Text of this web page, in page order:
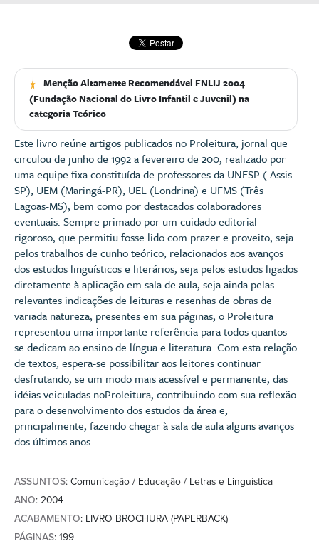
Menção Altamente Recomendável FNLIJ 2004
(Fundação Nacional do Livro Infantil e Juvenil) na
categoria Teórico
Este livro reúne artigos publicados no Proleitura, jornal que
circulou de junho de 1992 a fevereiro de 200, realizado por
uma equipe fixa constituída de professores da UNESP ( Assis-
SP), UEM (Maringá-PR), UEL (Londrina) e UFMS (Três
Lagoas-MS), bem como por destacados colaboradores
eventuais. Sempre primado por um cuidado editorial
rigoroso, que permitiu fosse lido com prazer e proveito, seja
pelos trabalhos de cunho teórico, relacionados aos avanços
dos estudos lingüísticos e literários, seja pelos estudos ligados
diretamente à aplicação em sala de aula, seja ainda pelas
relevantes indicações de leituras e resenhas de obras de
variada natureza, presentes em sua páginas, o Proleitura
representou uma importante referência para todos quantos
se dedicam ao ensino de língua e literatura. Com esta relação
de textos, espera-se possibilitar aos leitores continuar
desfrutando, se um modo mais acessível e permanente, das
idéias veiculadas noProleitura, contribuindo com sua reflexão
para o desenvolvimento dos estudos da área e,
principalmente, fazendo chegar à sala de aula alguns avanços
dos últimos anos.
ASSUNTOS: Comunicação / Educação / Letras e Linguística
ANO: 2004
ACABAMENTO: LIVRO BROCHURA (PAPERBACK)
PÁGINAS: 199